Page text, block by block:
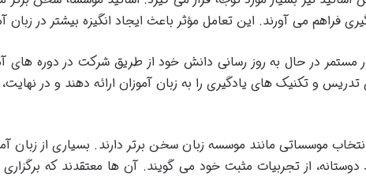
فراهم می آورند. این تعامل مؤثر باعث ایجاد انگیزه بیشتر در
مستمر در حال به روز رسانی دانش خود از طریق شرکت در دوره
و تکنیک های یادگیری را به زبان آموزان ارائه دهند و در
موسساتی مانند موسسه زبان سخن برتر دارند. بسیاری از زبان
از تجربیات مثبت خود می گویند. آن ها معتقدند که